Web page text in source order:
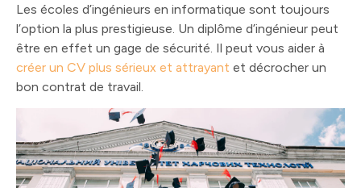
Les écoles d’ingénieurs en informatique sont toujours
l’option la plus prestigieuse. Un diplôme d’ingénieur peut
être en effet un gage de sécurité. Il peut vous aider à
créer un CV plus sérieux et attrayant et décrocher un
bon contrat de travail.